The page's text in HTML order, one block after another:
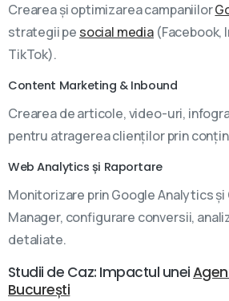
Crearea și optimizarea campaniilor
strategii pe social media (Facebook,
TikTok).
Content Marketing & Inbound
Crearea de articole, video-uri,
pentru atragerea clienților prin
Web Analytics și Raportare
Monitorizare prin Google Analytics și
Manager, configurare conversii,
detaliate.
Studii de Caz: Impactul unei
București